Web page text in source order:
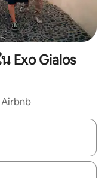
Exo Gialos
เพื่อสำรวจผลการค้นหา